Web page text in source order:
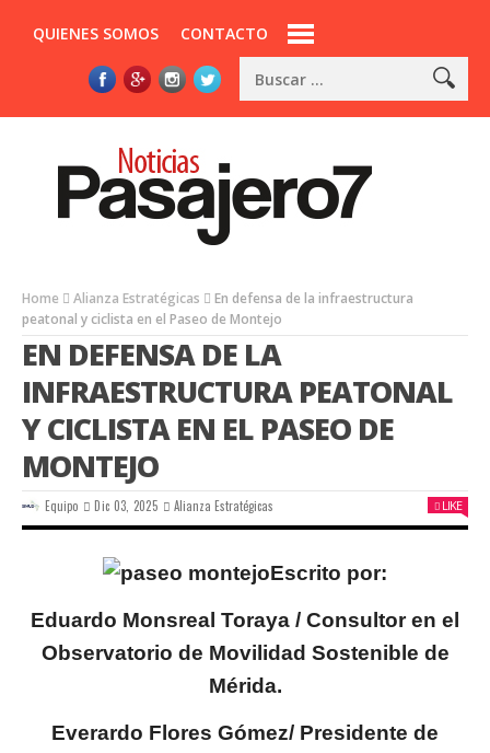
QUIENES SOMOS CONTACTO
Home Alianza Estratégicas
En defensa de la infraestructura
peatonal y ciclista en el Paseo de Montejo
EN DEFENSA DE LA
INFRAESTRUCTURA PEATONAL
Y CICLISTA EN EL PASEO DE
MONTEJO
Equipo Dic 03, 2025 Alianza Estratégicas LIKE
Escrito por:
Eduardo Monsreal Toraya / Consultor en el
Observatorio de Movilidad Sostenible de
Mérida.
Everardo Flores Gómez/ Presidente de